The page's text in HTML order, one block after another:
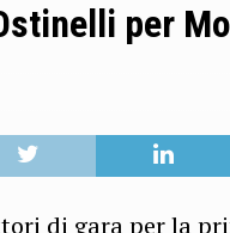
per
di gara per la